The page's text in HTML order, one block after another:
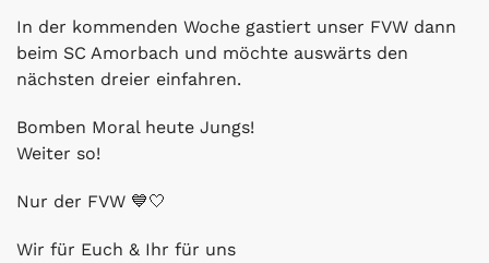
In der kommenden Woche gastiert unser FVW dann
beim SC Amorbach und möchte auswärts den
nächsten dreier einfahren.
Bomben Moral heute Jungs!
Weiter so!
Nur der FVW 💙🤍
Wir für Euch & Ihr für uns